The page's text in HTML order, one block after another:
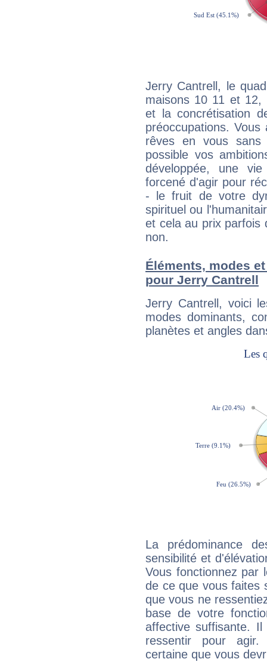
Jerry Cantrell, le
maisons 10 11 et 12,
et la concrétisation
préoccupations.
rêves en vous sans
possible vos
développée, une
forcené d'agir pour
- le fruit de votre
spirituel ou
et cela au prix parfois
non.
Éléments, modes
pour Jerry Cantrell
Jerry Cantrell, voici
modes dominants,
planètes et angles
La prédominance
sensibilité et
Vous fonctionnez
de ce que vous faites
que vous ne
base de votre
affective suffisante.
ressentir pour agir.
certaine que vous